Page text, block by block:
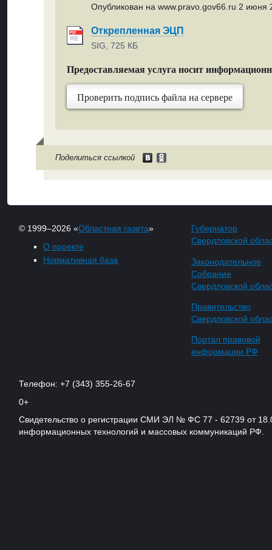
Опубликован на www.pravo.gov66.ru 2 июня
Открепленная ЭЦП
SIG, 725 КБ
Предоставляемая услуга носит
Проверить подпись файла на сервере
Поделиться ссылкой
© 1999–2026 «Областная газета»
О проекте
Нормативная база
Губернатор
Свердловской
Законодательное
Собрание
Свердловской
Правительство
Свердловской
Портал правовой
информации РФ
Телефон: +7 (343) 355-26-67
0+
Свидетельство о регистрации СМИ ЭЛ № ФС 77 - 62739 от
информационных технологий и массовых коммуникаций РФ.